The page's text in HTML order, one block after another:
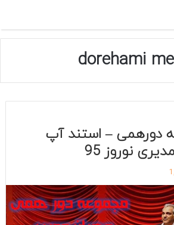
dorehami
دورهمی – استند آپ
نوروز 95